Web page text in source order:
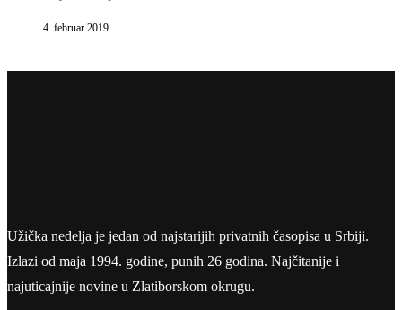
4. februar 2019.
Užička nedelja je jedan od najstarijih privatnih časopisa u Srbiji.
Izlazi od maja 1994. godine, punih 26 godina. Najčitanije i
najuticajnije novine u Zlatiborskom okrugu.